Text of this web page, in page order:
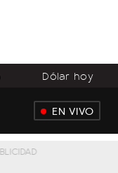
Dólar hoy
EN VIVO